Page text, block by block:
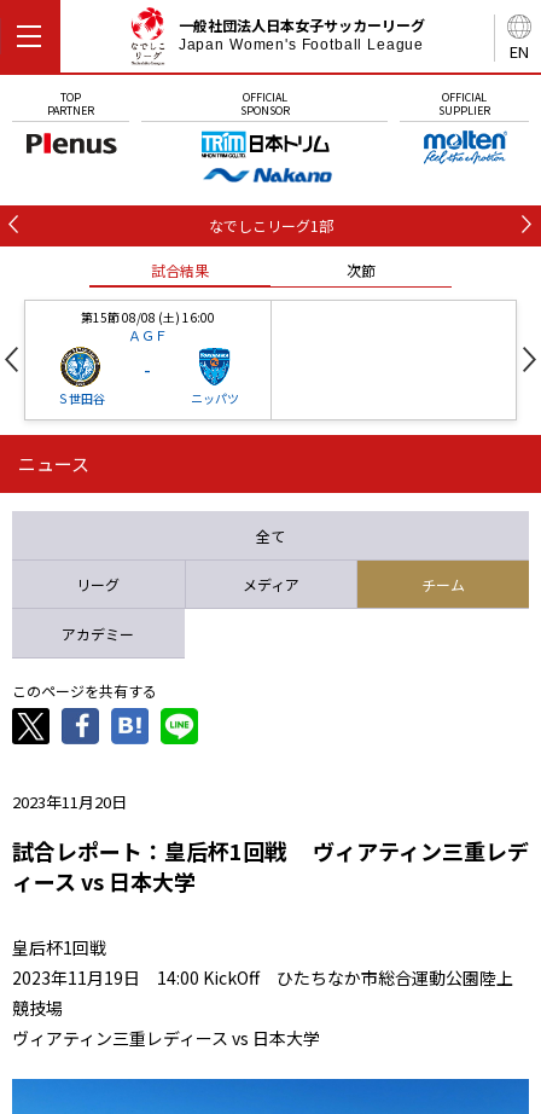
EN
一般社団法人日本女子サッカーリーグ
Japan Women's Football League
TOP
PARTNER
OFFICIAL
SPONSOR
OFFICIAL
SUPPLIER
なでしこリーグ1部
試合結果 次節
第15節 08/08 (土) 16:00
ＡＧＦ
Ｓ世田谷
-
ニッパツ
第16節 09/05 (土) 15:00
ニッパツ 石人の星
ニュース
全て
リーグ メディア チーム
アカデミー
このページを共有する
2023年11月20日
試合レポート：皇后杯1回戦 ヴィアティン三重レデ
ィース vs 日本大学
皇后杯1回戦
2023年11月19日 14:00 KickOff ひたちなか市総合運動公園陸上
競技場
ヴィアティン三重レディース vs 日本大学